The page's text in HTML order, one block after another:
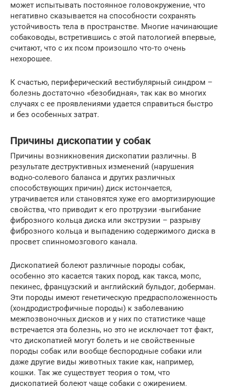
может испытывать постоянное головокружение, что
негативно сказывается на способности сохранять
устойчивость тела в пространстве. Многие начинающие
собаководы, встретившись с этой патологией впервые,
считают, что с их псом произошло что-то очень
нехорошее.
К счастью, периферический вестибулярный синдром –
болезнь достаточно «безобидная», так как во многих
случаях с ее проявлениями удается справиться быстро
и без особенных затрат.
Причины дископатии у собак
Причины возникновения дископатии различны. В
результате деструктивных изменений (нарушения
водно-солевого баланса и других различных
способствующих причин) диск истончается,
утрачивается или становятся хуже его амортизирующие
свойства, что приводит к его протрузии -выгибание
фиброзного кольца диска или экструзии – разрыву
фиброзного кольца и выпадению содержимого диска в
просвет спинномозгового канала.
Дископатией болеют различные породы собак,
особенно это касается таких пород, как такса, мопс,
пекинес, французский и английский бульдог, доберман.
Эти породы имеют генетическую предрасположенность
(хондродистрофичные породы) к заболеванию
межпозвоночных дисков и у них по статистике чаще
встречается эта болезнь, но это не исключает тот факт,
что дископатией могут болеть и не свойственные
породы собак или вообще беспородные собаки или
даже другие виды животных такие как, например,
кошки. Так же существует теория о том, что
дископатией болеют чаще собаки с ожирением.